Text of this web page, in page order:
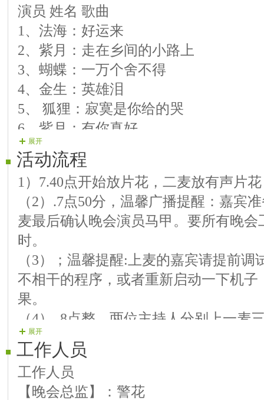
演员 姓名 歌曲
1、法海：好运来
2、紫月：走在乡间的小路上
3、蝴蝶：一万个舍不得
4、金生：英雄泪
5、 狐狸：寂寞是你给的哭
6、紫月：有你真好
7、紫贝壳：我是否也在你心中
8、醉清风：等会看眼
9、如环：一生只爱一人
10、清风：红尘情歌
11、龙哥：军中绿花
12、雨思：我的快乐就是想你
13、杏儿： 一生只爱你一人
14、常乐：我是否也在你心中
15、禧妃：有你真好
16、开心：欢聚一堂
展开
活动流程
1）7.40点开始放片花，二麦放有声片
（2）.7点50分，温馨广播提醒：嘉宾
麦最后确认晚会演员马甲。要所有晚
时。
（3）；温馨提醒:上麦的嘉宾请提前
不相干的程序，或者重新启动一下机
果。
（4）. 8点整，两位主持人分别上一麦
主持人代表房间领导欢迎友所有参加
致辞：
展开
工作人员
工作人员
【晚会总监】：警花